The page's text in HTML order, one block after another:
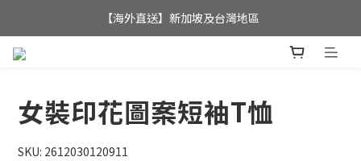
全店滿$350，即可享港澳地區免運費;
【海外直送】新加坡及台灣地區
女裝印花圖案短袖T恤
SKU: 2612030120911